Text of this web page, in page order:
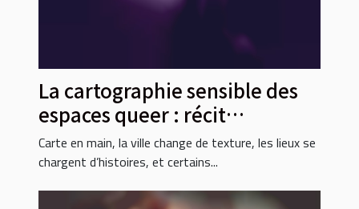
La cartographie sensible des
espaces queer : récit
d’explorations citadines
Carte en main, la ville change de texture, les lieux se
chargent d’histoires, et certains...